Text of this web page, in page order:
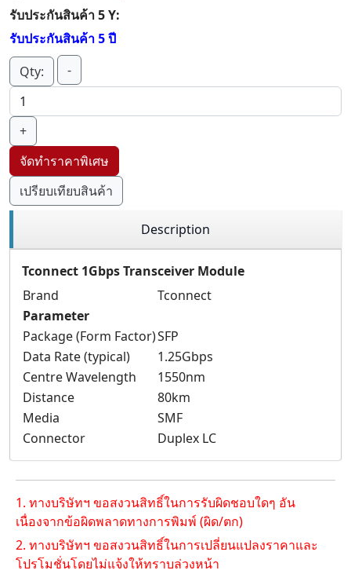
รับประกันสินค้า 5 Y:
รับประกันสินค้า 5 ปี
Qty:
-
+
จัดทำราคาพิเศษ
เปรียบเทียบสินค้า
Description
Tconnect 1Gbps Transceiver Module
Brand
Tconnect
Parameter
Package (Form Factor)SFP
Data Rate (typical)
1.25Gbps
Centre Wavelength
1550nm
Distance
80km
Media
SMF
Connector
Duplex LC
1. ทางบริษัทฯ ขอสงวนสิทธิ์ในการรับผิดชอบใดๆ อัน
เนื่องจากข้อผิดพลาดทางการพิมพ์ (ผิด/ตก)
2. ทางบริษัทฯ ขอสงวนสิทธิ์ในการเปลี่ยนแปลงราคาและ
โปรโมชั่นโดยไม่แจ้งให้ทราบล่วงหน้า